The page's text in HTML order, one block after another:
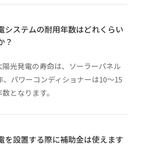
システムの耐用年数はどれくらい
？
陽光発電の寿命は、ソーラーパネル
、パワーコンディショナーは10〜15
となります。
を設置する際に補助金は使えます